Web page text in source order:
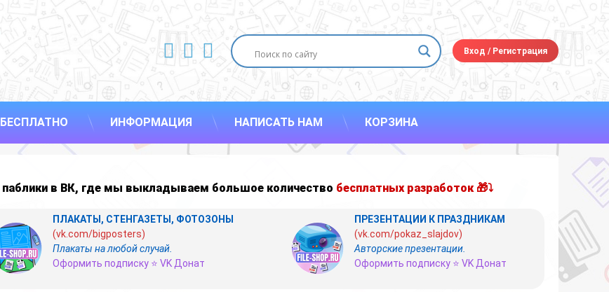
ВКонтакте
YouTube
E-mail Вход /Регистрация
БЕСПЛАТНО ИНФОРМАЦИЯ НАПИСАТЬ НАМ КОРЗИНА
паблики в ВК, где мы выкладываем большое количество бесплатных разработок 🎁⤵
ПЛАКАТЫ, СТЕНГАЗЕТЫ, ФОТОЗОНЫ
(vk.com/bigposters)
Плакаты на любой случай.
Оформить подписку ⭐ VK Донат
ПРЕЗЕНТАЦИИ К ПРАЗДНИКАМ
(vk.com/pokaz_slajdov)
Авторские презентации.
Оформить подписку ⭐ VK Донат